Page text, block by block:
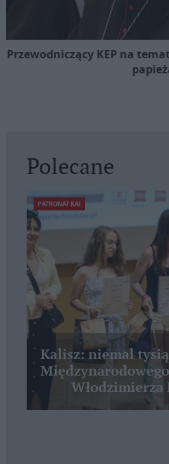
Przewodniczący KEP na
Polecane
PATRONAT KAI
Kalisz: niemal
Włodzimierza